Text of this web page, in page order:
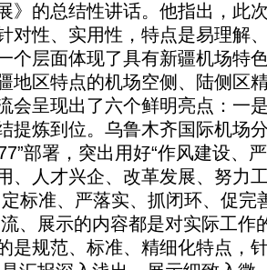
》的总结性讲话。他指出，此
对性、实用性，特点是易理解
个层面体现了具有新疆机场特
地区特点的机场空侧、陆侧区
会呈现出了六个鲜明亮点：一
提炼到位。乌鲁木齐国际机场
部署，突出用好“作风建设、
、人才兴企、改革发展、努力
标准、严落实、抓闭环、促完
、展示的内容都是对实际工作
是规范、标准、精细化特点，